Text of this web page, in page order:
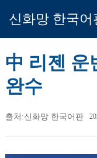
신화망 한국어
中 리젠 운
완수
출처:신화망 한국어판